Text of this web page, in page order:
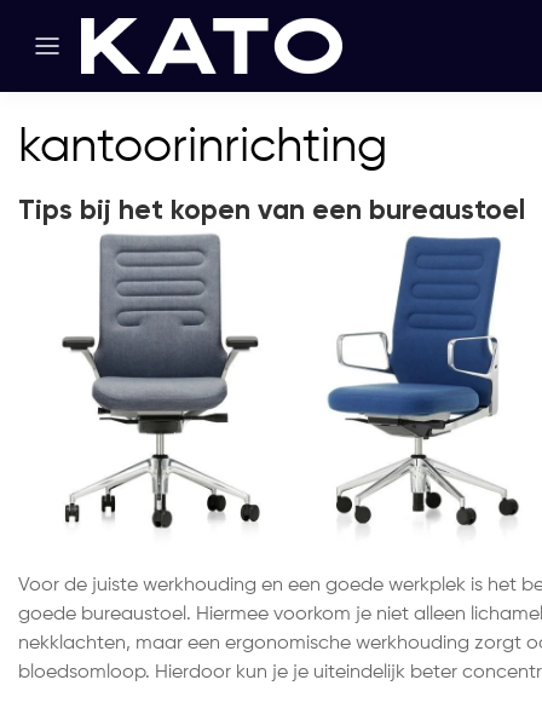
kantoorinrichting
Tips bij het kopen van een bureaustoel
Voor de juiste werkhouding en een goede werkplek is het
goede bureaustoel. Hiermee voorkom je niet alleen
nekklachten, maar een ergonomische werkhouding zorgt
bloedsomloop. Hierdoor kun je je uiteindelijk beter